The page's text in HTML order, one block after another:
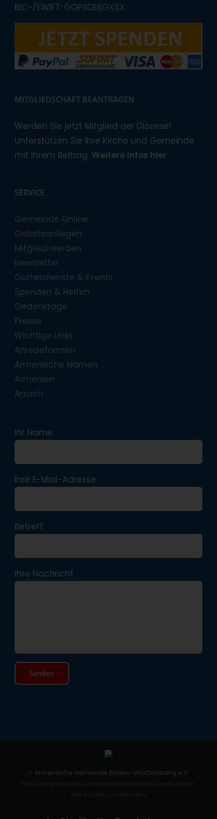
BIC-/SWIFT: GOPSDE6GXXX
MITGLIEDSCHAFT BEANTRAGEN
Werden Sie jetzt Mitglied der Diözese!
Unterstützen Sie Ihre Kirche und Gemeinde
mit Ihrem Beitrag. Weitere Infos hier
SERVICE
Gemeinde Online
Gebetsanliegen
Mitglied werden
Newsletter
Gottesdienste & Events
Spenden & Helfen
Gedenktage
Presse
Wichtige Links
Anredeformen
Armenische Namen
Armenien
Arzach
Ihr Name
Ihre E-Mail-Adresse
Betreff
Ihre Nachricht
Armenische Gemeinde Baden-Württemberg e.V.